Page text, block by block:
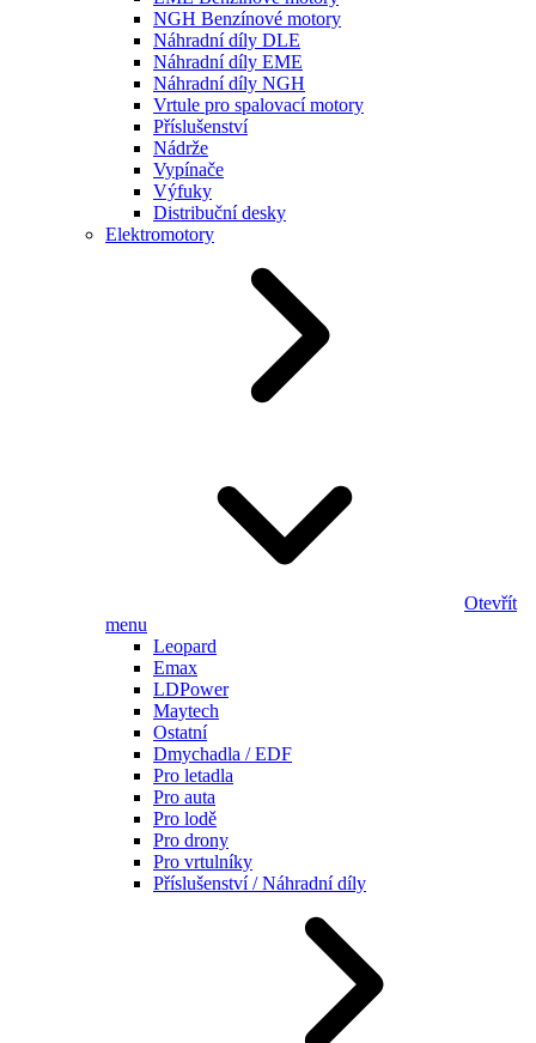
NGH Benzínové motory
Náhradní díly DLE
Náhradní díly EME
Náhradní díly NGH
Vrtule pro spalovací motory
Příslušenství
Nádrže
Vypínače
Výfuky
Distribuční desky
Elektromotory
Otevřít
menu
Leopard
Emax
LDPower
Maytech
Ostatní
Dmychadla / EDF
Pro letadla
Pro auta
Pro lodě
Pro drony
Pro vrtulníky
Příslušenství / Náhradní díly